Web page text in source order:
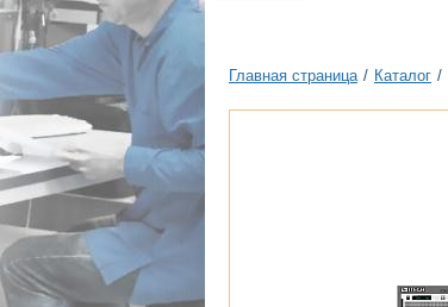
Главная страница / Каталог /